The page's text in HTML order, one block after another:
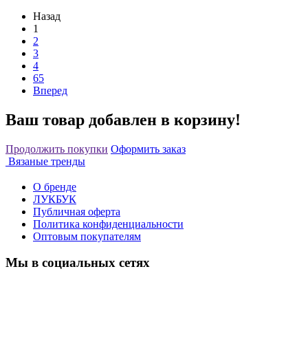
Назад
1
2
3
4
65
Вперед
Ваш товар добавлен в корзину!
Продолжить покупки Оформить заказ
Вязаные тренды
О бренде
ЛУКБУК
Публичная оферта
Политика конфиденциальности
Оптовым покупателям
Мы в социальных сетях